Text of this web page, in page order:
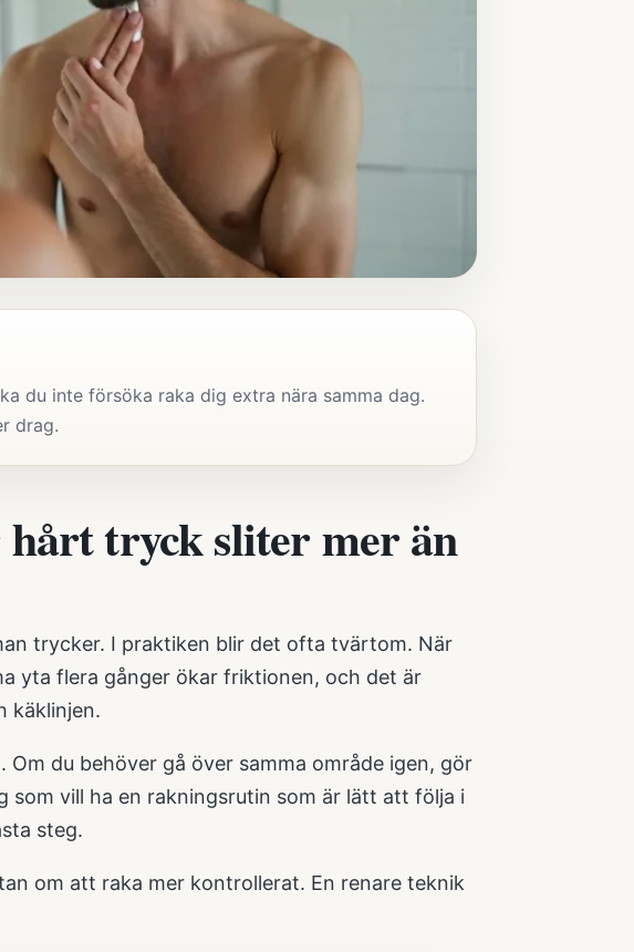
du inte försöka raka dig extra nära samma dag.
drag.
tryck sliter mer än
trycker. I praktiken blir det ofta tvärtom. När
yta flera gånger ökar friktionen, och det är
käklinjen.
du behöver gå över samma område igen, gör
vill ha en rakningsrutin som är lätt att följa i
steg.
om att raka mer kontrollerat. En renare teknik